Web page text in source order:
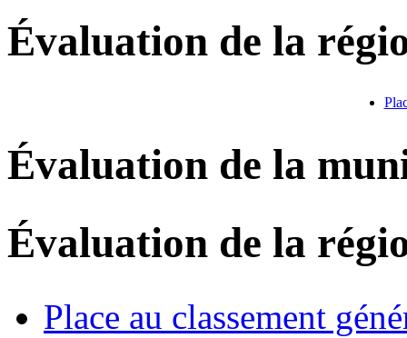
Évaluation de la
Évaluation de la
Évaluation de la
Place au classement